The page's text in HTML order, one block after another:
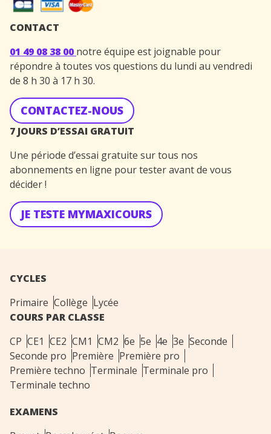
CONTACT
01 49 08 38 00 notre équipe est joignable pour
répondre à toutes vos questions du lundi au vendredi
de 8 h 30 à 17 h 30.
CONTACTEZ-NOUS
7 JOURS D’ESSAI GRATUIT
Une période d’essai gratuite sur tous nos
abonnements en ligne pour tester avant de vous
décider !
JE TESTE MYMAXICOURS
CYCLES
Primaire Collège Lycée
COURS PAR CLASSE
CP CE1 CE2 CM1 CM2 6e 5e 4e 3e Seconde
Seconde pro Première Première pro
Première techno Terminale Terminale pro
Terminale techno
EXAMENS